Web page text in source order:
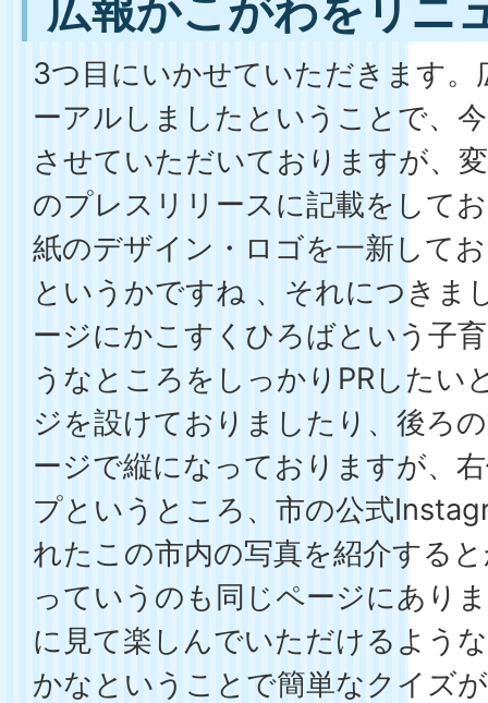
3つ目にいかせていただきます
ーアルしましたということで、
させていただいておりますが、
のプレスリリースに記載をして
紙のデザイン・ロゴを一新して
というかですね 、それにつきま
ージにかこすくひろばという子
うなところをしっかりPRしたい
ジを設けておりましたり、後ろ
ージで縦になっておりますが、
プというところ、市の公式
れたこの市内の写真を紹介する
っていうのも同じページにあり
に見て楽しんでいただけるよう
かなということで簡単なクイズ